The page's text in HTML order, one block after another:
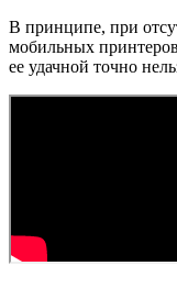
В принципе, при
мобильных
ее удачной точно